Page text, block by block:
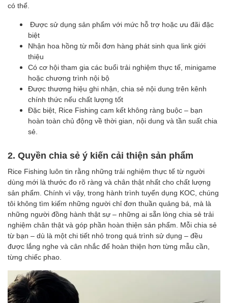
có thể.
Được sử dụng sản phẩm với mức hỗ trợ hoặc ưu đãi đặc
biệt
Nhận hoa hồng từ mỗi đơn hàng phát sinh qua link giới
thiệu
Có cơ hội tham gia các buổi trải nghiệm thực tế, minigame
hoặc chương trình nội bộ
Được thương hiệu ghi nhận, chia sẻ nội dung trên kênh
chính thức nếu chất lượng tốt
Đặc biệt, Rice Fishing cam kết không ràng buộc – bạn
hoàn toàn chủ động về thời gian, nội dung và tần suất chia
sẻ.
2. Quyền chia sẻ ý kiến cải thiện sản phẩm
Rice Fishing luôn tin rằng những trải nghiệm thực tế từ người
dùng mới là thước đo rõ ràng và chân thật nhất cho chất lượng
sản phẩm. Chính vì vậy, trong hành trình tuyển dụng KOC, chúng
tôi không tìm kiếm những người chỉ đơn thuần quảng bá, mà là
những người đồng hành thật sự – những ai sẵn lòng chia sẻ trải
nghiệm chân thật và góp phần hoàn thiện sản phẩm. Mỗi chia sẻ
từ bạn – dù là một chi tiết nhỏ trong quá trình sử dụng – đều
được lắng nghe và cân nhắc để hoàn thiện hơn từng mẫu cần,
từng chiếc phao.